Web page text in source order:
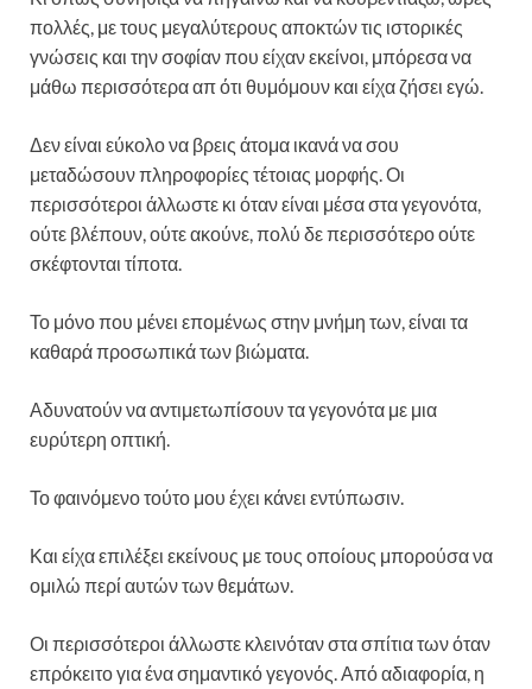
πολλές, με τους μεγαλύτερους αποκτών τις ιστορικές
γνώσεις και την σοφίαν που είχαν εκείνοι, μπόρεσα να
μάθω περισσότερα απ ότι θυμόμουν και είχα ζήσει εγώ.
Δεν είναι εύκολο να βρεις άτομα ικανά να σου
μεταδώσουν πληροφορίες τέτοιας μορφής. Οι
περισσότεροι άλλωστε κι όταν είναι μέσα στα γεγονότα,
ούτε βλέπουν, ούτε ακούνε, πολύ δε περισσότερο ούτε
σκέφτονται τίποτα.
Το μόνο που μένει επομένως στην μνήμη των, είναι τα
καθαρά προσωπικά των βιώματα.
Αδυνατούν να αντιμετωπίσουν τα γεγονότα με μια
ευρύτερη οπτική.
Το φαινόμενο τούτο μου έχει κάνει εντύπωσιν.
Και είχα επιλέξει εκείνους με τους οποίους μπορούσα να
ομιλώ περί αυτών των θεμάτων.
Οι περισσότεροι άλλωστε κλεινόταν στα σπίτια των όταν
επρόκειτο για ένα σημαντικό γεγονός. Από αδιαφορία, η